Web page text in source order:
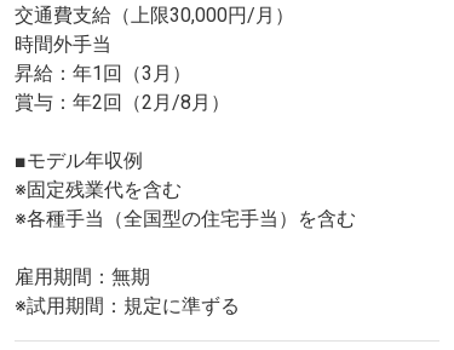
交通費支給（上限30,000円/月）
時間外手当
昇給：年1回（3月）
賞与：年2回（2月/8月）
■モデル年収例
※固定残業代を含む
※各種手当（全国型の住宅手当）を含む
雇用期間：無期
※試用期間：規定に準ずる